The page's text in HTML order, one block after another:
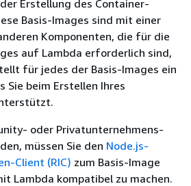
Erstellung des Container-
Basis-Images sind mit einer
Komponenten, die für die
auf Lambda erforderlich sind,
für jedes der Basis-Images ein
Sie beim Erstellen Ihres
oder Privatunternehmens-
müssen Sie den Node.js-
Client (RIC) zum Basis-Image
Lambda kompatibel zu machen.